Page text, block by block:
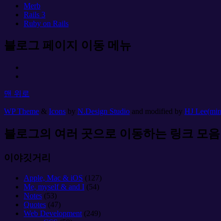
Merb
Rails 3
Ruby on Rails
블로그 페이지 이동 메뉴
맨 위로
WP Theme & Icons by N.Design Studio and modified by HJ
블로그의 여러 곳으로 이동하는 링크 모음
이야깃거리
Apple, Mac & iOS (127)
Me, myself & and I (54)
Notes (53)
Quotes (47)
Web Development (249)